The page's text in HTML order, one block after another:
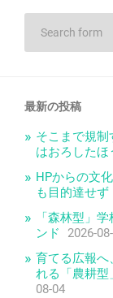
最新の投稿
そこまで規制
はおろしたほ
HPからの文
も目的達せず
「森林型」
ンド
2026-
育てる広報へ
れる「農耕型
08-04